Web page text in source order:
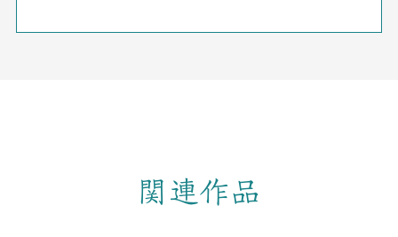
関連作品